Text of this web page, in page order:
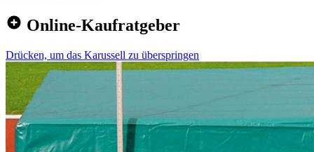
Online-Kaufratgeber
Drücken, um das Karussell zu überspringen